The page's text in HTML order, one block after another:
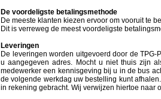
De voordeligste betalingsmethode
De meeste klanten kiezen ervoor om vooruit te
Dit is verreweg de meest voordeligste
Leveringen
De leveringen worden uitgevoerd door de
u aangegeven adres. Mocht u niet thuis zijn
medewerker een kennisgeving bij u in de bus
de volgende werkdag uw bestelling kunt
in rekening gebracht. Wij verwijzen hiertoe naar